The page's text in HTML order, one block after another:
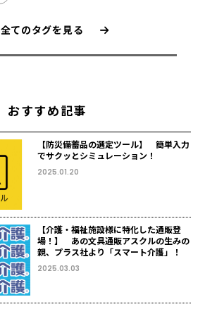
全てのタグを見る
おすすめ記事
【防災備蓄品の選定ツール】 簡単入力
でサクッとシミュレーション！
2025.01.20
【介護・福祉施設様に特化した通販登
場！】 あの文具通販アスクルの生みの
親、プラス社より「スマート介護」！
2025.03.03